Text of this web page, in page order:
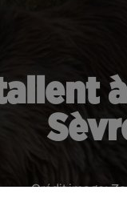
Crédit image: